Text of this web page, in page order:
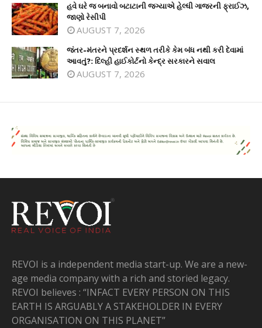
હવે ઘરે જ બનાવો બટાટાની જગ્યાએ હેલ્ધી ગાજરની ફ્રાઈઝ,
જાણો રેસીપી
AUGUST 7, 2026
જંતર-મંતરને પ્રદર્શન સ્થળ તરીકે કેમ બંધ નથી કરી દેવામાં
આવતું?: દિલ્હી હાઈકોર્ટનો કેન્દ્ર સરકારને સવાલ
AUGUST 7, 2026
REVOI is a independent media start-up. We are a new-
age media company with a rich and storied legacy.
REVOI believes : “INFACT EVERY PERSON ON THIS
EARTH IS ARGUABLY A STAKEHOLDER IN EVERY
ORGANISATION ON THIS PLANET”